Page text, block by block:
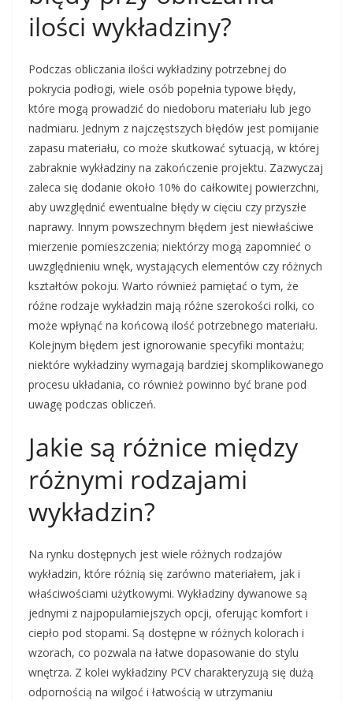
ilości wykładziny?
Podczas obliczania ilości wykładziny potrzebnej do
pokrycia podłogi, wiele osób popełnia typowe błędy,
które mogą prowadzić do niedoboru materiału lub jego
nadmiaru. Jednym z najczęstszych błędów jest pomijanie
zapasu materiału, co może skutkować sytuacją, w której
zabraknie wykładziny na zakończenie projektu. Zazwyczaj
zaleca się dodanie około 10% do całkowitej powierzchni,
aby uwzględnić ewentualne błędy w cięciu czy przyszłe
naprawy. Innym powszechnym błędem jest niewłaściwe
mierzenie pomieszczenia; niektórzy mogą zapomnieć o
uwzględnieniu wnęk, wystających elementów czy różnych
kształtów pokoju. Warto również pamiętać o tym, że
różne rodzaje wykładzin mają różne szerokości rolki, co
może wpłynąć na końcową ilość potrzebnego materiału.
Kolejnym błędem jest ignorowanie specyfiki montażu;
niektóre wykładziny wymagają bardziej skomplikowanego
procesu układania, co również powinno być brane pod
uwagę podczas obliczeń.
Jakie są różnice między
różnymi rodzajami
wykładzin?
Na rynku dostępnych jest wiele różnych rodzajów
wykładzin, które różnią się zarówno materiałem, jak i
właściwościami użytkowymi. Wykładziny dywanowe są
jednymi z najpopularniejszych opcji, oferując komfort i
ciepło pod stopami. Są dostępne w różnych kolorach i
wzorach, co pozwala na łatwe dopasowanie do stylu
wnętrza. Z kolei wykładziny PCV charakteryzują się dużą
odpornością na wilgoć i łatwością w utrzymaniu